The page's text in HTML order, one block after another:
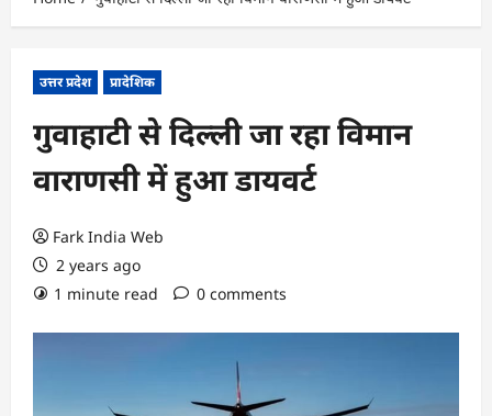
उत्तर प्रदेश प्रादेशिक
गुवाहाटी से दिल्ली जा रहा विमान
वाराणसी में हुआ डायवर्ट
Fark India Web
2 years ago
1 minute read
0 comments